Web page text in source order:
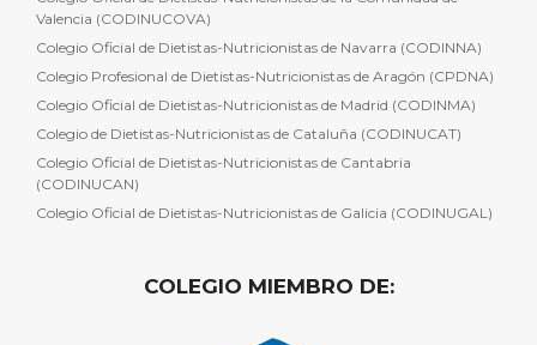
Valencia (CODINUCOVA)
Colegio Oficial de Dietistas-Nutricionistas de Navarra (CODINNA)
Colegio Profesional de Dietistas-Nutricionistas de Aragón (CPDNA)
Colegio Oficial de Dietistas-Nutricionistas de Madrid (CODINMA)
Colegio de Dietistas-Nutricionistas de Cataluña (CODINUCAT)
Colegio Oficial de Dietistas-Nutricionistas de Cantabria
(CODINUCAN)
Colegio Oficial de Dietistas-Nutricionistas de Galicia (CODINUGAL)
COLEGIO MIEMBRO DE: